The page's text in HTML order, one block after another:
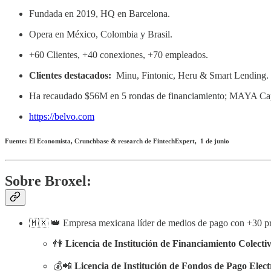
Fundada en 2019, HQ en Barcelona.
Opera en México, Colombia y Brasil.
+60 Clientes, +40 conexiones, +70 empleados.
Clientes destacados: Minu, Fintonic, Heru & Smart Lending.
Ha recaudado $56M en 5 rondas de financiamiento; MAYA
https://belvo.com
Fuente: El Economista, Crunchbase & research de FintechExpert, 1 de junio
Sobre Broxel:
🇲🇽 👑 Empresa mexicana líder de medios de pago con +30
👫 Licencia de Institución de Financiamiento
💰📲 Licencia de Institución de Fondos de Pago